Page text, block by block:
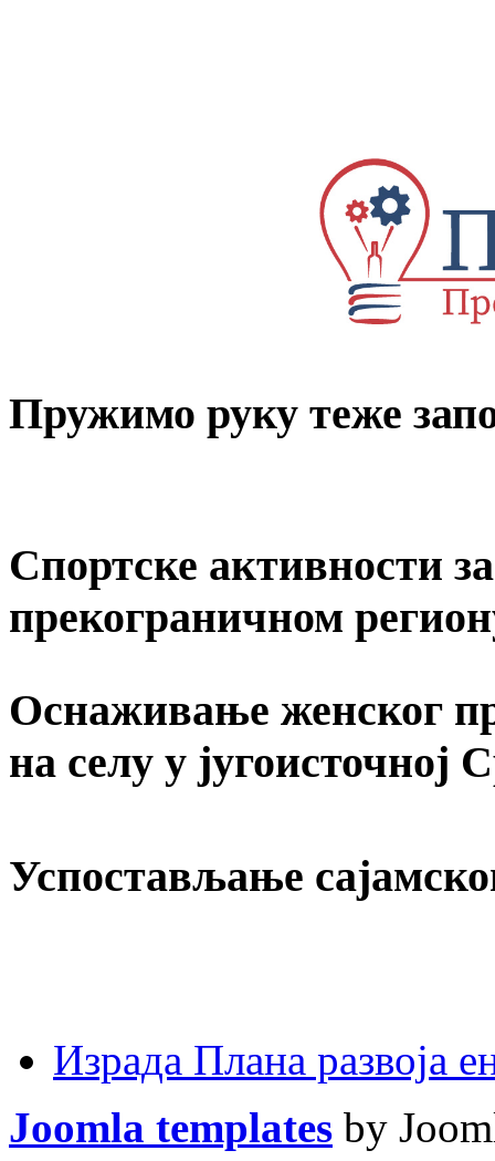
Пружимо руку теже
Спортске активности
прекограничном
Оснаживање женског
на селу у југоисточној
Успостављање
Израда Плана развоја
Joomla templates by